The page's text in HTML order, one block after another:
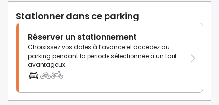
Stationner dans ce parking
Réserver un stationnement
Choisissez vos dates à l’avance et accédez au
parking pendant la période sélectionnée à un tarif
avantageux.